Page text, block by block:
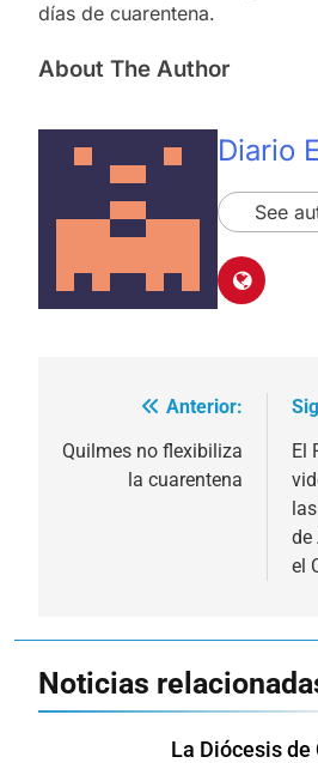
días de cuarentena.
About The Author
Diario
See
Navegación
de
Anterior:
Quilmes no flexibiliza
la cuarentena
El
de
el
Noticias
La Diócesis